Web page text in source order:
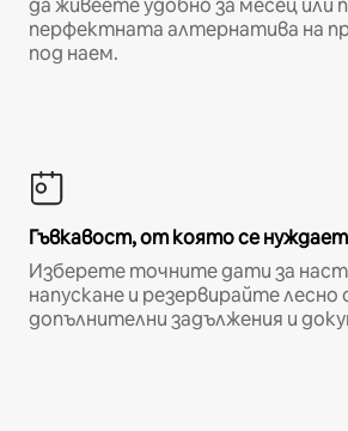
перфектната алтернатива на
под наем.
Гъвкавост, от която се
Изберете точните дати за
напускане и резервирайте лесно
допълнителни задължения и